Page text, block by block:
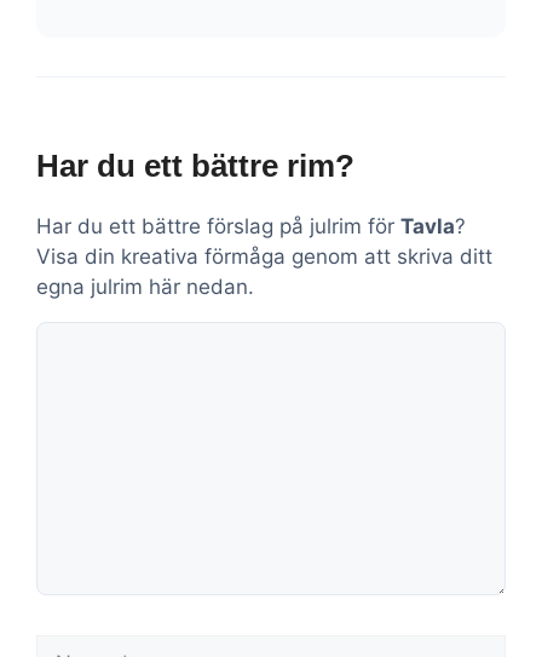
Har du ett bättre rim?
Har du ett bättre förslag på julrim för Tavla?
Visa din kreativa förmåga genom att skriva ditt
egna julrim här nedan.
Kommentar